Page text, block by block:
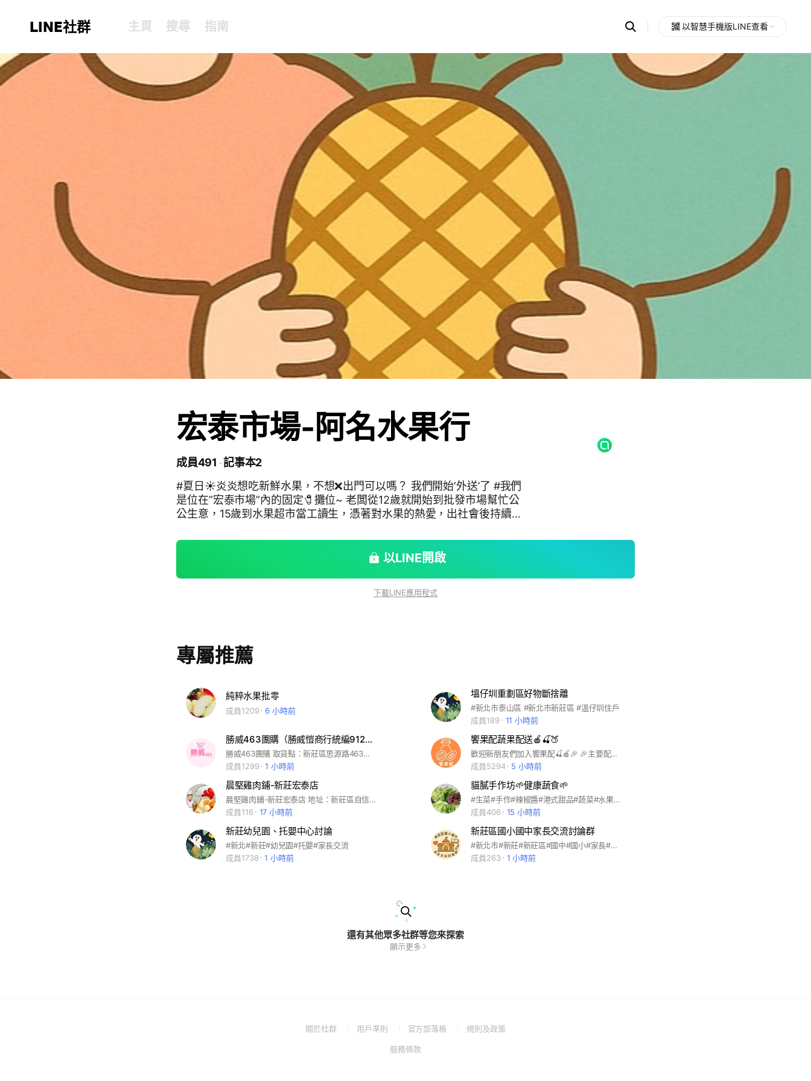
LINE社群 主頁 搜尋 指南 Search
OpenChats
messages
search
area
以智慧手機版LINE查看
宏泰市場-阿名水果行
成員491 記事本2
#夏日☀️炎炎想吃新鮮水果，不想❌出門可以嗎？ 我們開始‘外送’了 #我們
是位在”宏泰市場”內的固定🧷攤位~ 老闆從12歲就開始到批發市場幫忙公
公生意，15歲到水果超市當工讀生，憑著對水果的熱愛，出社會後持續在
好吃😋美味商品，水果跟著季節走，讓大家吃到當季的好水果🍉！ #現
在，我們要開始做外送了🎉，只要住在‘上新莊’騎機車🛵可以抵達的🈵$20
以LINE開啟
下載LINE應用程式
專屬推薦
純粹水果批零
成員1209 6 小時前
塭仔圳重劃區好物斷捨離
#新北市泰山區 #新北市新莊區 #溫仔圳住戶
成員189
11 小時前
勝威463團購（勝威愷商行統編91244722）
勝威463團購 取貨點：新莊區思源路463號 🉑️郵寄 運費自付 歡迎加入～
成員1299
1 小時前
饗果配蔬果配送🍎🍒🍑
歡迎新朋友們加入饗果配🍒🍎🎉 🎉主要配送範圍： 門牌「新莊區」即滿$300免運 🎉新莊、泰山、五股、樹林、迴龍 滿$500免運配送 🎉其他雙北地區(有限區域) 滿$799免運配送
成員5294
5 小時前
晨堅雞肉鋪-新莊宏泰店
晨堅雞肉鋪-新莊宏泰店 地址：新莊區自信街23-5號 （麗晶花園社區旁） 上新莊金額滿300元皆可安排時間外送
成員116
17 小時前
貓膩手作坊🌱健康蔬食🌱
#生菜#手作#辣椒醬#港式甜品#蔬菜#水果#中式點心#蘿蔔糕#蔭鳳梨
成員406
15 小時前
新莊幼兒園、托嬰中心討論
#新北#新莊#幼兒園#托嬰#家長交流
成員1738
1 小時前
新莊區國小國中家長交流討論群
#新北市#新莊#新莊區#國中#國小#家長#上新莊#下新莊#育兒#安親班#課後照顧班#才藝班#共學#新生#中學#小學生#小學#補習班#資訊#交流#討論#北部#安親#課業#功課
成員263
1 小時前
還有其他眾多社群等您來探索
顯示更多
關於社群
(Open用戶準則
(Open
a
官方部落格
(Open規則及政策(Open
服務條款(Open